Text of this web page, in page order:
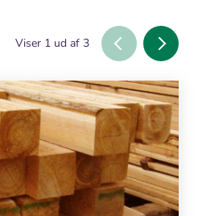
Viser 1 ud af 3